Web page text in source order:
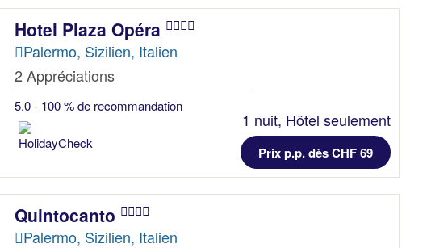
Hotel Plaza Opéra
Palermo, Sizilien, Italien
2 Appréciations
5.0 - 100 % de recommandation
1 nuit, Hôtel seulement
Prix p.p. dès CHF 69
Quintocanto
Palermo, Sizilien, Italien